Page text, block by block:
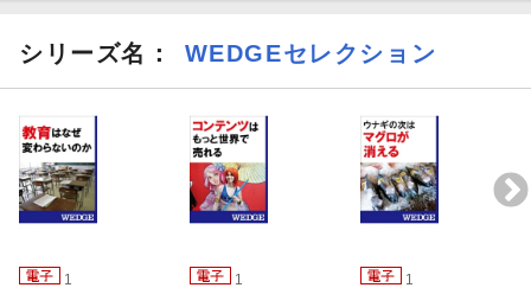
シリーズ名： WEDGEセレクション
1 1 1